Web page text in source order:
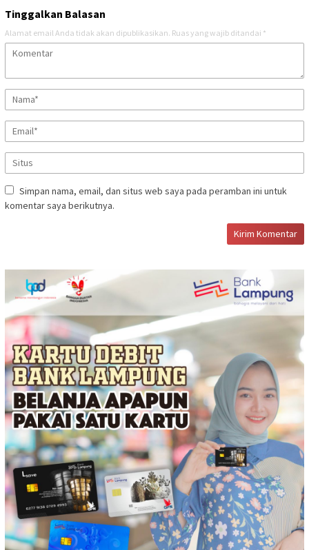
Tinggalkan Balasan
Alamat email Anda tidak akan dipublikasikan. Ruas yang wajib ditandai *
Simpan nama, email, dan situs web saya pada peramban ini untuk
komentar saya berikutnya.